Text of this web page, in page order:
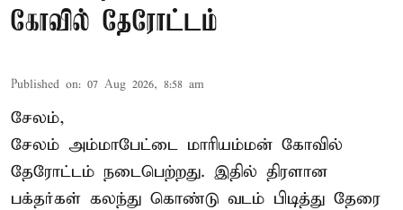
கோவில் தேரோட்டம்
Published on: 07 Aug 2026, 8:58 am
சேலம்,
சேலம் அம்மாபேட்டை மாரியம்மன் கோவில்
தேரோட்டம் நடைபெற்றது. இதில் திரளான
பக்தர்கள் கலந்து கொண்டு வடம் பிடித்து தேரை